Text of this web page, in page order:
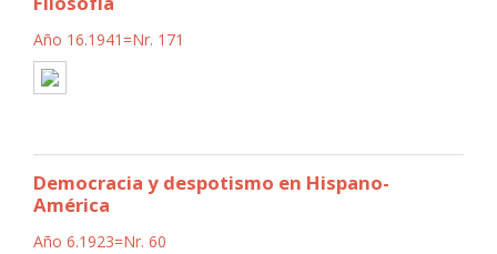
Año 16.1941=Nr. 171
Democracia y despotismo en Hispano-
América
Año 6.1923=Nr. 60